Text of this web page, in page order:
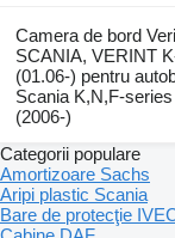
Camera de bord
SCANIA, VERINT
(01.06-) pentru
Scania K,N,F-
(2006-)
Categorii populare
Amortizoare Sachs
Aripi plastic Scania
Bare de protecţie